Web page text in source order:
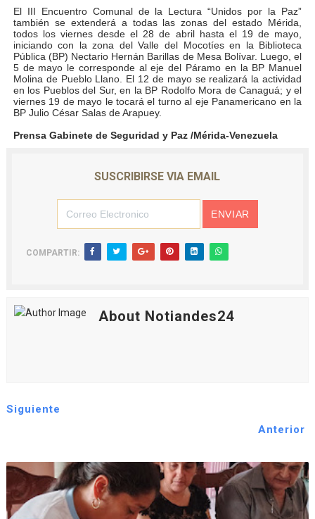
El III Encuentro Comunal de la Lectura “Unidos por la Paz”
también se extenderá a todas las zonas del estado Mérida,
todos los viernes desde el 28 de abril hasta el 19 de mayo,
iniciando con la zona del Valle del Mocotíes en la Biblioteca
Pública (BP) Nectario Hernán Barillas de Mesa Bolívar. Luego, el
5 de mayo le corresponde al eje del Páramo en la BP Manuel
Molina de Pueblo Llano. El 12 de mayo se realizará la actividad
en los Pueblos del Sur, en la BP Rodolfo Mora de Canaguá; y el
viernes 19 de mayo le tocará el turno al eje Panamericano en la
BP Julio César Salas de Arapuey.
Prensa Gabinete de Seguridad y Paz /Mérida-Venezuela
SUSCRIBIRSE VIA EMAIL
COMPARTIR:
About Notiandes24
Siguiente
Anterior